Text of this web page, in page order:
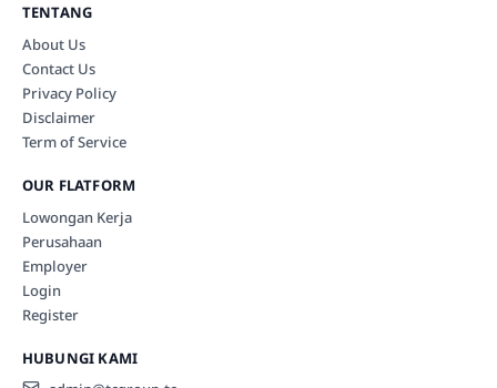
TENTANG
About Us
Contact Us
Privacy Policy
Disclaimer
Term of Service
OUR FLATFORM
Lowongan Kerja
Perusahaan
Employer
Login
Register
HUBUNGI KAMI